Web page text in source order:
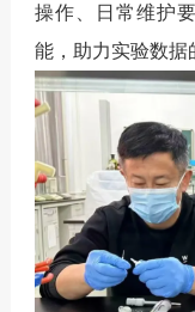
操作、日常维护
能，助力实验数据